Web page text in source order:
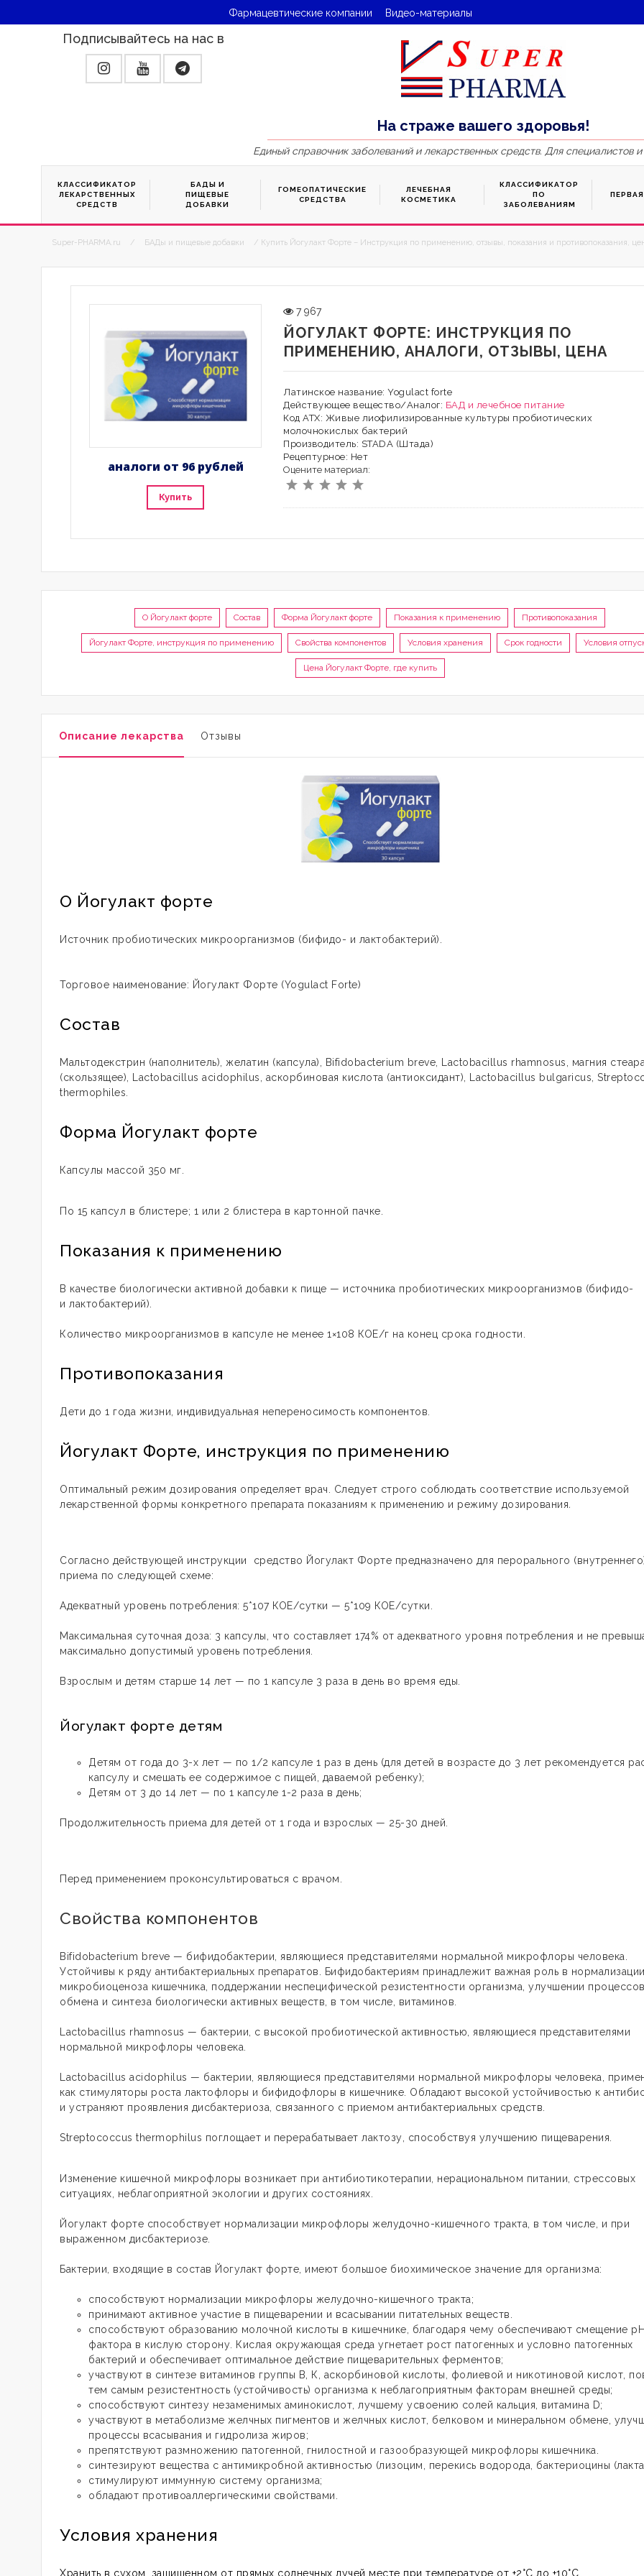
Фармацевтические компании Видео-материалы
Подписывайтесь на нас в
На страже вашего здоровья!
Единый справочник заболеваний и лекарственных средств. Для специалистов
КЛАССИФИКАТОР
ЛЕКАРСТВЕННЫХ
СРЕДСТВ
БАДЫ И
ПИЩЕВЫЕ
ДОБАВКИ
ГОМЕОПАТИЧЕСКИЕ
СРЕДСТВА
ЛЕЧЕБНАЯ
КОСМЕТИКА
КЛАССИФИКАТОР
ПО
ЗАБОЛЕВАНИЯМ
Super-PHARMA.ru / БАДы и пищевые добавки / Купить Йогулакт Форте – Инструкция по применению, отзывы, показания и противопоказания,
аналоги от 96 рублей
Купить
7 967
ЙОГУЛАКТ ФОРТЕ: ИНСТРУКЦИЯ ПО
ПРИМЕНЕНИЮ, АНАЛОГИ, ОТЗЫВЫ, ЦЕНА
Латинское название: Yogulact forte
Действующее вещество/Аналог: БАД и лечебное питание
Код АТХ: Живые лиофилизированные культуры пробиотических
молочнокислых бактерий
Производитель: STADA (Штада)
Рецептурное: Нет
Оцените материал:
О Йогулакт форте Состав Форма Йогулакт форте Показания к применению Противопоказания
Йогулакт Форте, инструкция по применению Свойства компонентов Условия хранения Срок годности Условия
Цена Йогулакт Форте, где купить
Описание лекарства Отзывы
О Йогулакт форте
Источник пробиотических микроорганизмов (бифидо- и лактобактерий).
Торговое наименование: Йогулакт Форте (Yogulact Forte)
Состав
Мальтодекстрин (наполнитель), желатин (капсула), Bifidobacterium breve, Lactobacillus rhamnosus, магния
(скользящее), Lactobacillus acidophilus, аскорбиновая кислота (антиоксидант), Lactobacillus bulgaricus,
thermophiles.
Форма Йогулакт форте
Капсулы массой 350 мг.
По 15 капсул в блистере; 1 или 2 блистера в картонной пачке.
Показания к применению
В качестве биологически активной добавки к пище — источника пробиотических микроорганизмов (бифидо-
и лактобактерий).
Количество микроорганизмов в капсуле не менее 1×108 КОЕ/г на конец срока годности.
Противопоказания
Дети до 1 года жизни, индивидуальная непереносимость компонентов.
Йогулакт Форте, инструкция по применению
Оптимальный режим дозирования определяет врач. Следует строго соблюдать соответствие используемой
лекарственной формы конкретного препарата показаниям к применению и режиму дозирования.
Согласно действующей инструкции средство Йогулакт Форте предназначено для перорального
приема по следующей схеме:
Адекватный уровень потребления: 5*107 КОЕ/сутки — 5*109 КОЕ/сутки.
Максимальная суточная доза: 3 капсулы, что составляет 174% от адекватного уровня потребления и не
максимально допустимый уровень потребления.
Взрослым и детям старше 14 лет — по 1 капсуле 3 раза в день во время еды.
Йогулакт форте детям
Детям от года до 3-х лет — по 1/2 капсуле 1 раз в день (для детей в возрасте до 3 лет рекомендуется
капсулу и смешать ее содержимое с пищей, даваемой ребенку);
Детям от 3 до 14 лет — по 1 капсуле 1-2 раза в день;
Продолжительность приема для детей от 1 года и взрослых — 25-30 дней.
Перед применением проконсультироваться с врачом.
Свойства компонентов
Bifidobacterium breve — бифидобактерии, являющиеся представителями нормальной микрофлоры человека.
Устойчивы к ряду антибактериальных препаратов. Бифидобактериям принадлежит важная роль в
микробиоценоза кишечника, поддержании неспецифической резистентности организма, улучшении
обмена и синтеза биологически активных веществ, в том числе, витаминов.
Lactobacillus rhamnosus — бактерии, с высокой пробиотической активностью, являющиеся представителями
нормальной микрофлоры человека.
Lactobacillus acidophilus — бактерии, являющиеся представителями нормальной микрофлоры человека,
как стимуляторы роста лактофлоры и бифидофлоры в кишечнике. Обладают высокой устойчивостью к
и устраняют проявления дисбактериоза, связанного с приемом антибактериальных средств.
Streptococcus thermophilus поглощает и перерабатывает лактозу, способствуя улучшению пищеварения.
Изменение кишечной микрофлоры возникает при антибиотикотерапии, нерациональном питании, стрессовых
ситуациях, неблагоприятной экологии и других состояниях.
Йогулакт форте способствует нормализации микрофлоры желудочно-кишечного тракта, в том числе, и при
выраженном дисбактериозе.
Бактерии, входящие в состав Йогулакт форте, имеют большое биохимическое значение для организма:
способствуют нормализации микрофлоры желудочно-кишечного тракта;
принимают активное участие в пищеварении и всасывании питательных веществ.
способствуют образованию молочной кислоты в кишечнике, благодаря чему обеспечивают смещение
фактора в кислую сторону. Кислая окружающая среда угнетает рост патогенных и условно патогенных
бактерий и обеспечивает оптимальное действие пищеварительных ферментов;
участвуют в синтезе витаминов группы В, К, аскорбиновой кислоты, фолиевой и никотиновой кислот,
тем самым резистентность (устойчивость) организма к неблагоприятным факторам внешней среды;
способствуют синтезу незаменимых аминокислот, лучшему усвоению солей кальция, витамина D;
участвуют в метаболизме желчных пигментов и желчных кислот, белковом и минеральном обмене,
процессы всасывания и гидролиза жиров;
препятствуют размножению патогенной, гнилостной и газообразующей микрофлоры кишечника.
синтезируют вещества с антимикробной активностью (лизоцим, перекись водорода, бактериоцины
стимулируют иммунную систему организма;
обладают противоаллергическими свойствами.
Условия хранения
Хранить в сухом, защищенном от прямых солнечных лучей месте при температуре от +2°С до +10°С.